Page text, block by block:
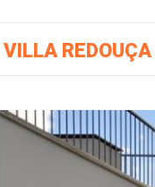
VILLA REDOUÇA